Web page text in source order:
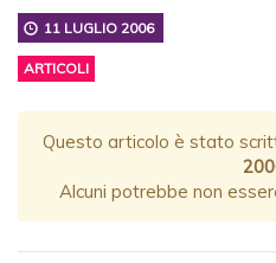
11 LUGLIO 2006
ARTICOLI
Questo articolo è stato
Alcuni potrebbe non